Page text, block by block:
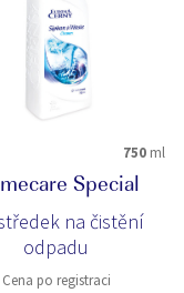
750 ml
Special
na čistění
odpadu
Cena po registraci